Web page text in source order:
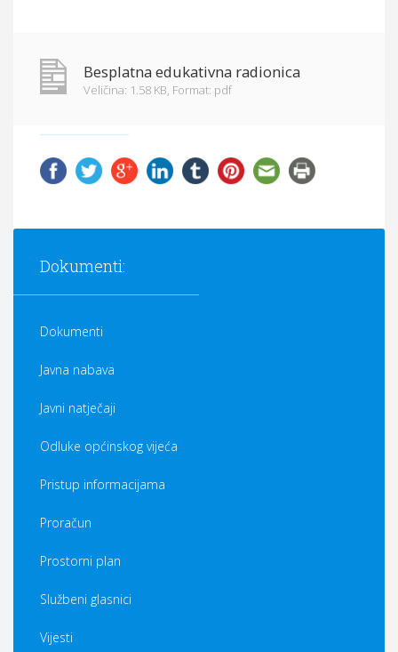
Besplatna edukativna radionica
Veličina: 1.58 KB, Format: pdf
Dokumenti:
Dokumenti
Javna nabava
Javni natječaji
Odluke općinskog vijeća
Pristup informacijama
Proračun
Prostorni plan
Službeni glasnici
Vijesti